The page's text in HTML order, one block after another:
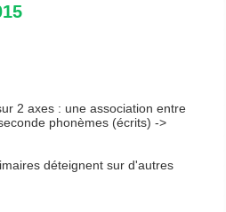
2 axes : une association entre
phonèmes (écrits) ->
déteignent sur d'autres